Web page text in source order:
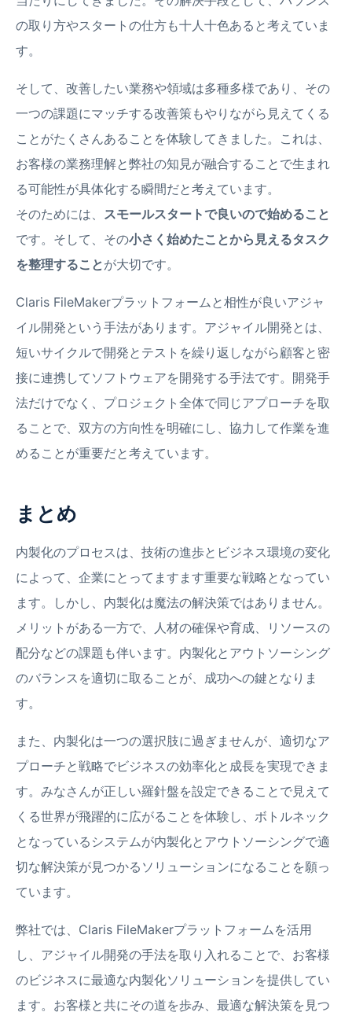
の取り方やスタートの仕方も十人十色あると考えていま
す。
そして、改善したい業務や領域は多種多様であり、その
一つの課題にマッチする改善策もやりながら見えてくる
ことがたくさんあることを体験してきました。これは、
お客様の業務理解と弊社の知見が融合することで生まれ
る可能性が具体化する瞬間だと考えています。
そのためには、 スモールスタートで良いので始めること
です。そして、その小さく始めたことから見えるタスク
を整理することが大切です。
Claris FileMakerプラットフォームと相性が良いアジャ
イル開発という手法があります。アジャイル開発とは、
短いサイクルで開発とテストを繰り返しながら顧客と密
接に連携してソフトウェアを開発する手法です。開発手
法だけでなく、プロジェクト全体で同じアプローチを取
ることで、双方の方向性を明確にし、協力して作業を進
めることが重要だと考えています。
まとめ
内製化のプロセスは、技術の進歩とビジネス環境の変化
によって、企業にとってますます重要な戦略となってい
ます。しかし、内製化は魔法の解決策ではありません。
メリットがある一方で、人材の確保や育成、リソースの
配分などの課題も伴います。内製化とアウトソーシング
のバランスを適切に取ることが、成功への鍵となりま
す。
また、内製化は一つの選択肢に過ぎませんが、適切なア
プローチと戦略でビジネスの効率化と成長を実現できま
す。みなさんが正しい羅針盤を設定できることで見えて
くる世界が飛躍的に広がることを体験し、ボトルネック
となっているシステムが内製化とアウトソーシングで適
切な解決策が見つかるソリューションになることを願っ
ています。
弊社では、Claris FileMakerプラットフォームを活用
し、アジャイル開発の手法を取り入れることで、お客様
のビジネスに最適な内製化ソリューションを提供してい
ます。お客様と共にその道を歩み、最適な解決策を見つ